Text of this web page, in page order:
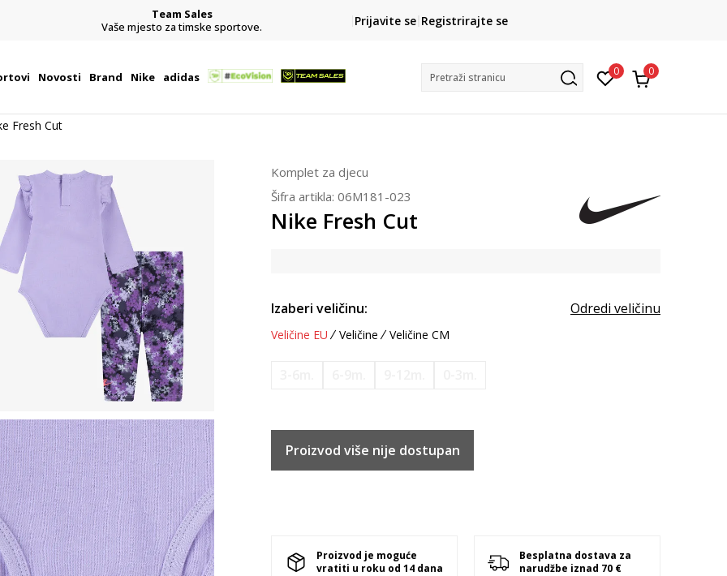
Team Sales
Vaše mjesto za timske sportove.
CLICK& COLLECT
besplatno preuzimanje u trgovini
Prijavite se Registrirajte se
Novosti Brand Nike adidas Pretraži stranicu 0 0
Fresh Cut
Komplet za djecu
Šifra artikla: 06M181-023
Nike Fresh Cut
Izaberi veličinu: Odredi veličinu
Veličine EU Veličine Veličine CM
Proizvod više nije dostupan
Proizvod je moguće
vratiti u roku od 14 dana
Besplatna dostava za
narudžbe iznad 70 €